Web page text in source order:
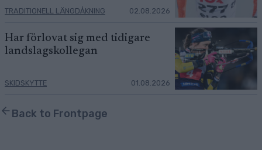
TRADITIONELL LÄNGDÅKNING 02.08.2026
Har förlovat sig med tidigare
landslagskollegan
SKIDSKYTTE 01.08.2026
Back to Frontpage